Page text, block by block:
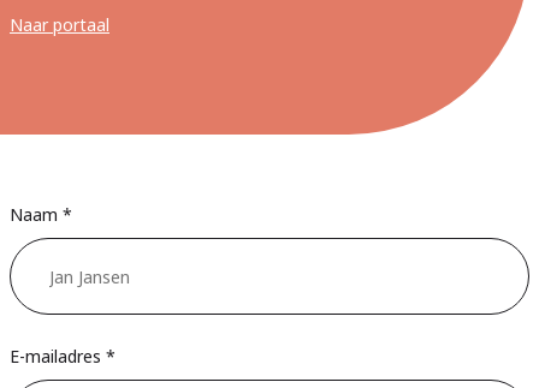
Naar portaal
Naam *
E-mailadres *